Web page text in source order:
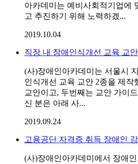
아카데미는 예비사회적기업에
고 추진하기 위해 노력하겠...
2019.10.04
직장 내 장애인식개선 교육 교
(사)장애인아카데미는 서울시
인식개선 교육 교안 2종을 제작
교안이고, 두번째는 교안 가이
신 분은 아래 사...
2019.09.24
고용공단 자격증 취득 장애인
(사)장애인아카데미에서 장애